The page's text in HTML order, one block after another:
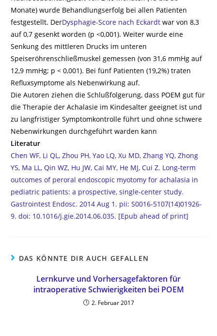
Monate) wurde Behandlungserfolg bei allen Patienten
festgestellt. DerDysphagie-Score nach Eckardt war von 8,3
auf 0,7 gesenkt worden (p <0,001). Weiter wurde eine
Senkung des mittleren Drucks im unteren
Speiseröhrenschließmuskel gemessen (von 31,6 mmHg auf
12,9 mmHg; p < 0,001). Bei fünf Patienten (19,2%) traten
Refluxsymptome als Nebenwirkung auf.
Die Autoren ziehen die Schlußfolgerung, dass POEM gut für
die Therapie der Achalasie im Kindesalter geeignet ist und
zu langfristiger Symptomkontrolle führt und ohne schwere
Nebenwirkungen durchgeführt warden kann
Literatur
Chen WF, Li QL, Zhou PH, Yao LQ, Xu MD, Zhang YQ, Zhong
YS, Ma LL, Qin WZ, Hu JW, Cai MY, He MJ, Cui Z. Long-term
outcomes of peroral endoscopic myotomy for achalasia in
pediatric patients: a prospective, single-center study.
Gastrointest Endosc. 2014 Aug 1. pii: S0016-5107(14)01926-
9. doi: 10.1016/j.gie.2014.06.035. [Epub ahead of print]
DAS KÖNNTE DIR AUCH GEFALLEN
Lernkurve und Vorhersagefaktoren für
intraoperative Schwierigkeiten bei POEM
2. Februar 2017